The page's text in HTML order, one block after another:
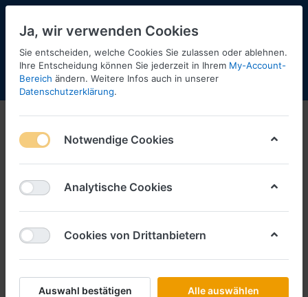
Menü Anmelden Shopaktualisierung
Ja, wir verwenden Cookies
Sie entscheiden, welche Cookies Sie zulassen oder ablehnen.
Ihre Entscheidung können Sie jederzeit in Ihrem My-Account-
Bereich ändern. Weitere Infos auch in unserer
Datenschutzerklärung.
Notwendige Cookies
Analytische Cookies
Cookies von Drittanbietern
Auswahl bestätigen Alle auswählen